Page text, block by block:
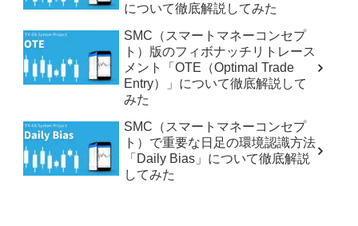
について徹底解説してみた
SMC（スマートマネーコンセプ
ト）版のフィボナッチリトレース
メント「OTE（Optimal Trade
Entry）」について徹底解説して
みた
SMC（スマートマネーコンセプ
ト）で重要な日足の環境認識方法
「Daily Bias」について徹底解説
してみた